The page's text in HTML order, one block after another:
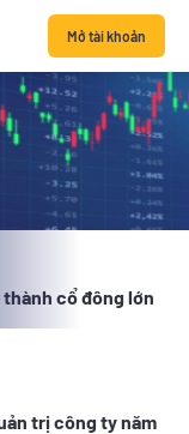
Mở tài khoản
thành cổ đông lớn
trị công ty năm